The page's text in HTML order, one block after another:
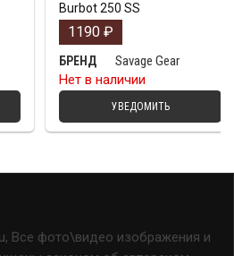
Burbot 250 SS
1190 ₽
БРЕНД
Savage Gear
Нет в наличии
УВЕДОМИТЬ
Все фото\видео изображения и